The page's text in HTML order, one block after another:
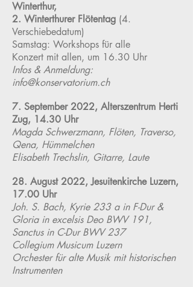
Winterthur,
2. Winterthurer Flötentag (4.
Verschiebedatum)
Samstag: Workshops für alle
Konzert mit allen, um 16.30 Uhr
Infos & Anmeldung:
info@konservatorium.ch
7. September 2022, Alterszentrum Herti
Zug, 14.30 Uhr
Magda Schwerzmann, Flöten, Traverso,
Qena, Hümmelchen
Elisabeth Trechslin, Gitarre, Laute
28. August 2022, Jesuitenkirche Luzern,
17.00 Uhr
Joh. S. Bach, Kyrie 233 a in F-Dur &
Gloria in excelsis Deo BWV 191,
Sanctus in C-Dur BWV 237
Collegium Musicum Luzern
Orchester für alte Musik mit historischen
Instrumenten